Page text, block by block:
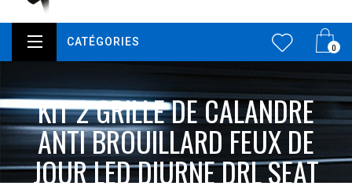
0
CATÉGORIES
KIT 2 GRILLE DE CALANDRE
ANTI BROUILLARD FEUX DE
JOUR LED DIURNE DRL SEAT